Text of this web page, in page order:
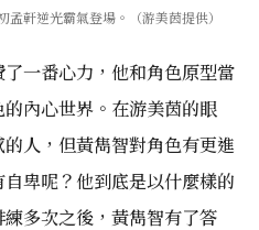
軒逆光霸氣登場。（游美茵提供）
一番心力，他和角色原型當
內心世界。在游美茵的眼
人，但黃雋智對角色有更進
卑呢？他到底是以什麼樣的
多次之後，黃雋智有了答